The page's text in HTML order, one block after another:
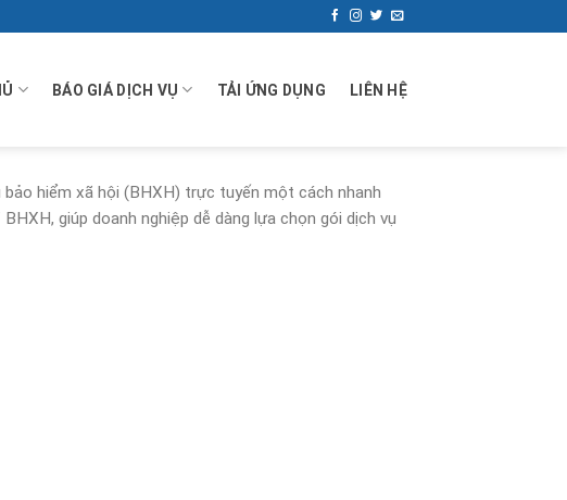
BÁO GIÁ DỊCH VỤ TẢI ỨNG DỤNG LIÊN HỆ
hiểm xã hội (BHXH) trực tuyến một cách nhanh
giúp doanh nghiệp dễ dàng lựa chọn gói dịch vụ